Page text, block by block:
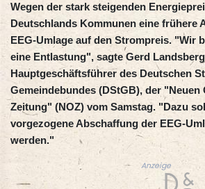
Wegen der stark steigenden
Deutschlands Kommunen eine frühere
EEG-Umlage auf den Strompreis. "Wir
eine Entlastung", sagte Gerd
Hauptgeschäftsführer des Deutschen
Gemeindebundes (DStGB), der "Neuen
Zeitung" (NOZ) vom Samstag. "Dazu
vorgezogene Abschaffung der EEG-
werden."
Anzeige